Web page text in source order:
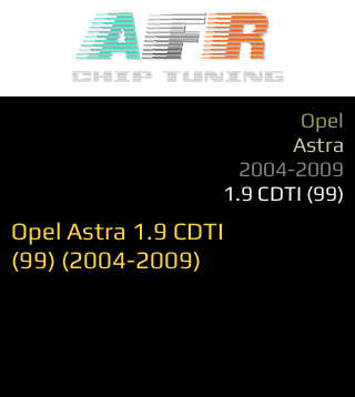
Opel
Astra
2004-2009
1.9 CDTI (99)
Opel Astra 1.9 CDTI
(99) (2004-2009)